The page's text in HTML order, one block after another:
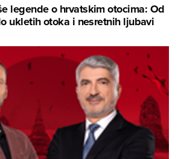
legende o hrvatskim otocima: Od
ukletih otoka i nesretnih ljubavi